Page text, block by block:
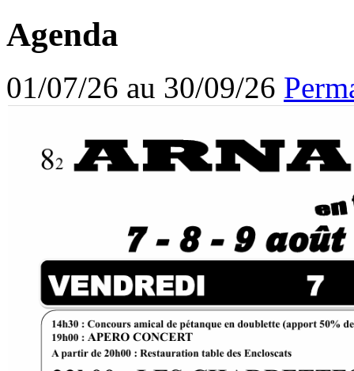
Agenda
01/07/26 au 30/09/26